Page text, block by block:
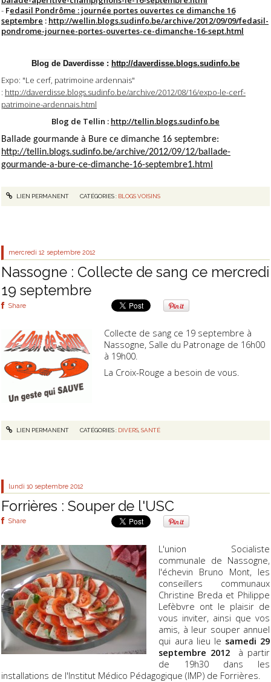
- Fedasil Pondrôme : journée portes ouvertes ce dimanche 16
septembre : http://wellin.blogs.sudinfo.be/archive/2012/09/09/fedasil-
pondrome-journee-portes-ouvertes-ce-dimanche-16-sept.html
Blog de Daverdisse : http://daverdisse.blogs.sudinfo.be
Expo: "Le cerf, patrimoine ardennais"
: http://daverdisse.blogs.sudinfo.be/archive/2012/08/16/expo-le-cerf-
patrimoine-ardennais.html
Blog de Tellin : http://tellin.blogs.sudinfo.be
Ballade gourmande à Bure ce dimanche 16 septembre:
http://tellin.blogs.sudinfo.be/archive/2012/09/12/ballade-
gourmande-a-bure-ce-dimanche-16-septembre1.html
LIEN PERMANENT CATÉGORIES : BLOGS VOISINS
mercredi 12 septembre 2012
Nassogne : Collecte de sang ce mercredi
19 septembre
Share
Collecte de sang ce 19 septembre à
Nassogne, Salle du Patronage de 16h00
à 19h00.
La Croix-Rouge a besoin de vous.
LIEN PERMANENT CATÉGORIES : DIVERS, SANTÉ
lundi 10 septembre 2012
Forrières : Souper de l'USC
Share
L'union Socialiste
communale de Nassogne,
l'échevin Bruno Mont, les
conseillers communaux
Christine Breda et Philippe
Lefèbvre ont le plaisir de
vous inviter, ainsi que vos
amis, à leur souper annuel
qui aura lieu le samedi 29
septembre 2012 à partir
de 19h30 dans les
installations de l'Institut Médico Pédagogique (IMP) de Forrières.